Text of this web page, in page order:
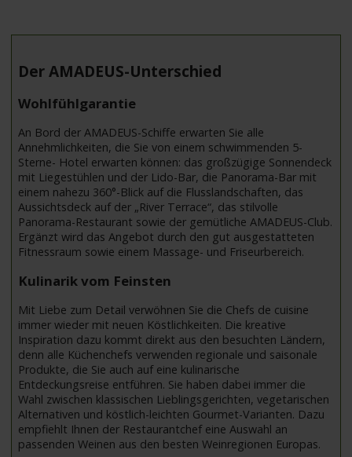
Der AMADEUS-Unterschied
Wohlfühlgarantie
An Bord der AMADEUS-Schiffe erwarten Sie alle
Annehmlichkeiten, die Sie von einem schwimmenden 5-
Sterne- Hotel erwarten können: das großzügige Sonnendeck
mit Liegestühlen und der Lido-Bar, die Panorama-Bar mit
einem nahezu 360°-Blick auf die Flusslandschaften, das
Aussichtsdeck auf der „River Terrace“, das stilvolle
Panorama-Restaurant sowie der gemütliche AMADEUS-Club.
Ergänzt wird das Angebot durch den gut ausgestatteten
Fitnessraum sowie einem Massage- und Friseurbereich.
Kulinarik vom Feinsten
Mit Liebe zum Detail verwöhnen Sie die Chefs de cuisine
immer wieder mit neuen Köstlichkeiten. Die kreative
Inspiration dazu kommt direkt aus den besuchten Ländern,
denn alle Küchenchefs verwenden regionale und saisonale
Produkte, die Sie auch auf eine kulinarische
Entdeckungsreise entführen. Sie haben dabei immer die
Wahl zwischen klassischen Lieblingsgerichten, vegetarischen
Alternativen und köstlich-leichten Gourmet-Varianten. Dazu
empfiehlt Ihnen der Restaurantchef eine Auswahl an
passenden Weinen aus den besten Weinregionen Europas.